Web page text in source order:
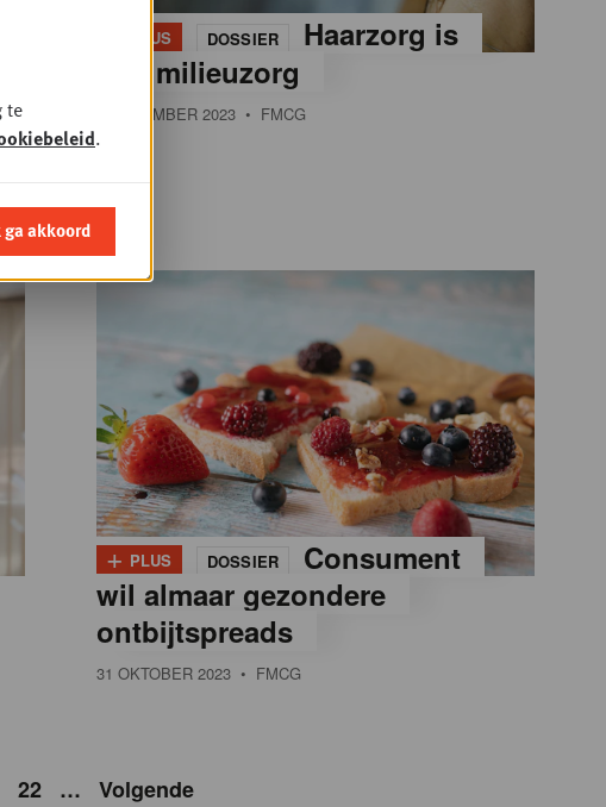
PLUS DOSSIER
Haarzorg is
ook milieuzorg
2 NOVEMBER 2023 • FMCG
+ PLUS DOSSIER
Consument
wil almaar gezondere
ontbijtspreads
31 OKTOBER 2023 • FMCG
22 … Volgende
te
.
ga akkoord